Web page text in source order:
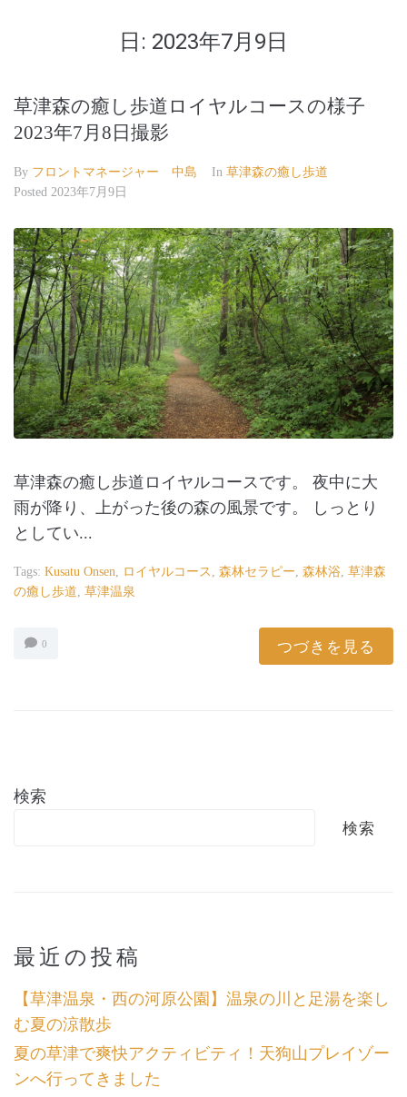
日: 2023年7月9日
草津森の癒し歩道ロイヤルコースの様子
2023年7月8日撮影
By フロントマネージャー 中島 In 草津森の癒し歩道
Posted 2023年7月9日
草津森の癒し歩道ロイヤルコースです。 夜中に大
雨が降り、上がった後の森の風景です。 しっとり
としてい...
Tags: Kusatu Onsen, ロイヤルコース , 森林セラピー, 森林浴, 草津森
の癒し歩道, 草津温泉
0 つづきを見る
検索
検索
最近の投稿
【草津温泉・西の河原公園】温泉の川と足湯を楽し
む夏の涼散歩
夏の草津で爽快アクティビティ！天狗山プレイゾー
ンへ行ってきました